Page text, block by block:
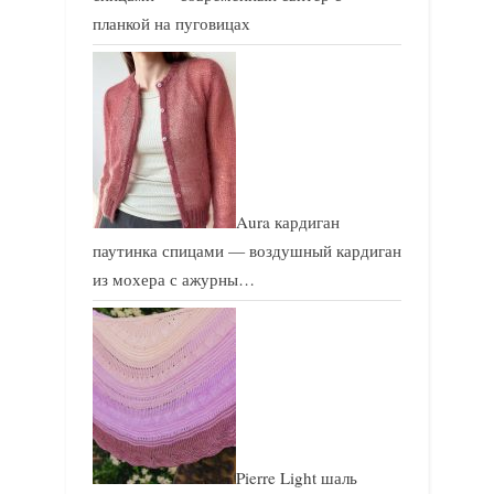
планкой на пуговицах
Aura кардиган
паутинка спицами — воздушный кардиган
из мохера с ажурны…
Pierre Light шаль